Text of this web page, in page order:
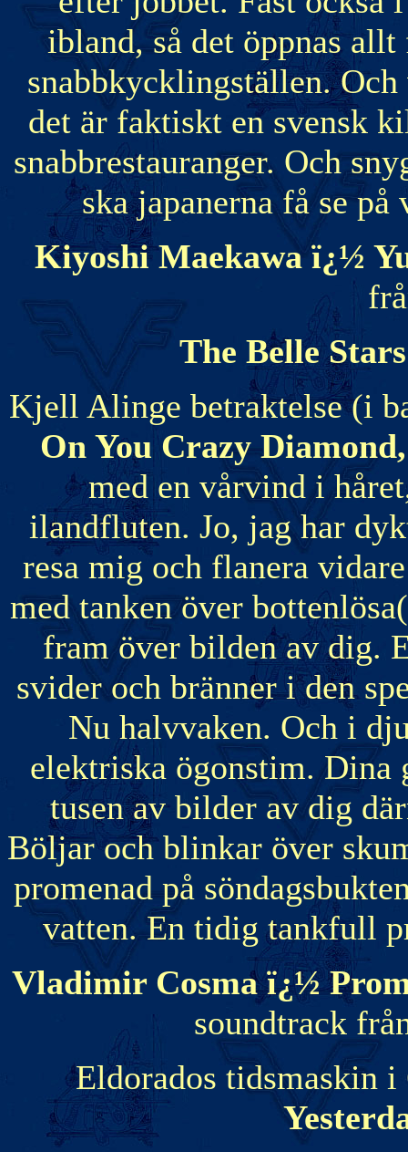
ibland, så det öppnas
snabbkycklingställen.
det är faktiskt en svensk
snabbrestauranger. Och
ska japanerna få se
Kiyoshi Maekawa ï¿½
The Belle
Kjell Alinge betraktelse (i
On You Crazy
med en vårvind i
ilandfluten. Jo, jag har
resa mig och flanera
med tanken över
fram över bilden av dig.
svider och bränner i den
Nu halvvaken. Och i
elektriska ögonstim.
tusen av bilder av dig
Böljar och blinkar över
promenad på
vatten. En tidig tankfull
Vladimir Cosma ï¿½
soundtrack
Eldorados tidsmaskin